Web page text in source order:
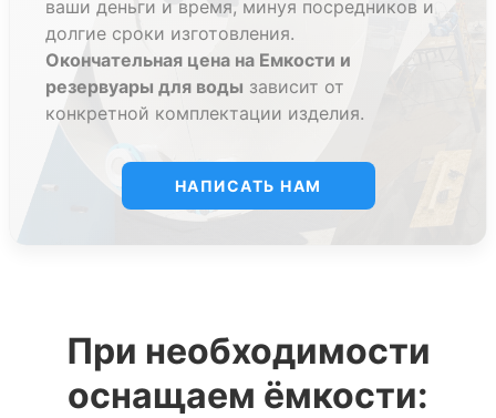
ваши деньги и время, минуя посредников и
долгие сроки изготовления.
Окончательная цена на Емкости и
резервуары для воды зависит от
конкретной комплектации изделия.
НАПИСАТЬ НАМ
При необходимости
оснащаем ёмкости: